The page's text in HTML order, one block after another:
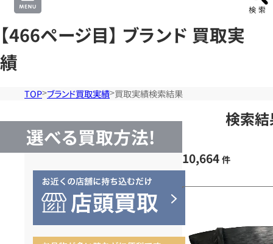
【466ページ目】 ブランド 買取実
績
TOP ブランド買取実績 買取実績検索結果
選べる買取方法!
検索
10,664 件